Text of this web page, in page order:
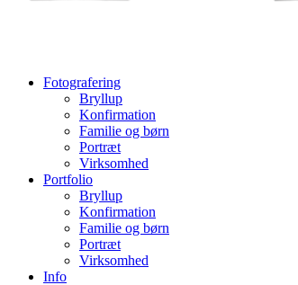
Fotografering
Bryllup
Konfirmation
Familie og børn
Portræt
Virksomhed
Portfolio
Bryllup
Konfirmation
Familie og børn
Portræt
Virksomhed
Info